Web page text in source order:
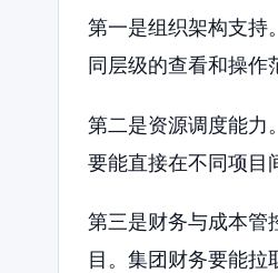
第一是组织架构支持
同层级的查看和操作
第二是资源调度能力
要能直接在不同项目
第三是财务与成本管
目。集团财务要能拉